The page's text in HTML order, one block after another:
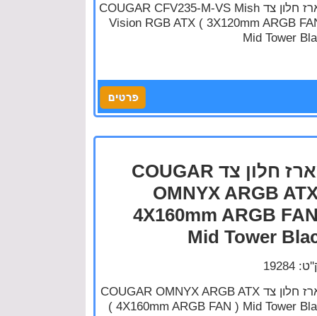
מארז חלון צד COUGAR CFV235-M-VS Mish
Vision RGB ATX ( 3X120mm ARGB
Mid Tower
מארז חלון צד COUGAR
OMNYX ARGB
4X160mm ARGB
Mid Tower
מארז חלון צד COUGAR OMNYX ARGB ATX
( 4X160mm ARGB FAN ) Mid Tower